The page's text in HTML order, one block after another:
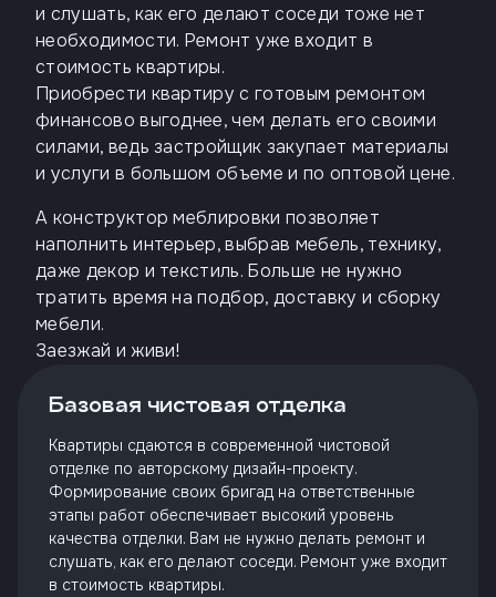
и слушать, как его делают соседи тоже нет
необходимости. Ремонт уже входит в
стоимость квартиры.
Приобрести квартиру с готовым ремонтом
финансово выгоднее, чем делать его своими
силами, ведь застройщик закупает материалы
и услуги в большом объеме и по оптовой цене.
А конструктор меблировки позволяет
наполнить интерьер, выбрав мебель, технику,
даже декор и текстиль. Больше не нужно
тратить время на подбор, доставку и сборку
мебели.
Заезжай и живи!
Базовая чистовая отделка
Квартиры сдаются в современной чистовой
отделке по авторскому дизайн-проекту.
Формирование своих бригад на ответственные
этапы работ обеспечивает высокий уровень
качества отделки. Вам не нужно делать ремонт и
слушать, как его делают соседи. Ремонт уже входит
в стоимость квартиры.